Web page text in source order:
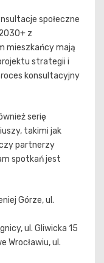
społeczne
z
mieszkańcy mają
strategii i
konsultacyjny
serię
takimi jak
partnerzy
spotkań jest
Górze, ul.
ul. Gliwicka 15
Wrocławiu, ul.